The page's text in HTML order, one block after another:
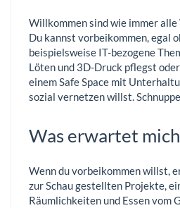
Willkommen sind wie immer alle
Du kannst vorbeikommen, egal
beispielsweise IT-bezogene
Löten und 3D-Druck pflegst
einem Safe Space mit
sozial vernetzen willst.
Was erwartet
Wenn du vorbeikommen willst,
zur Schau gestellten Projekte,
Räumlichkeiten und Essen vom